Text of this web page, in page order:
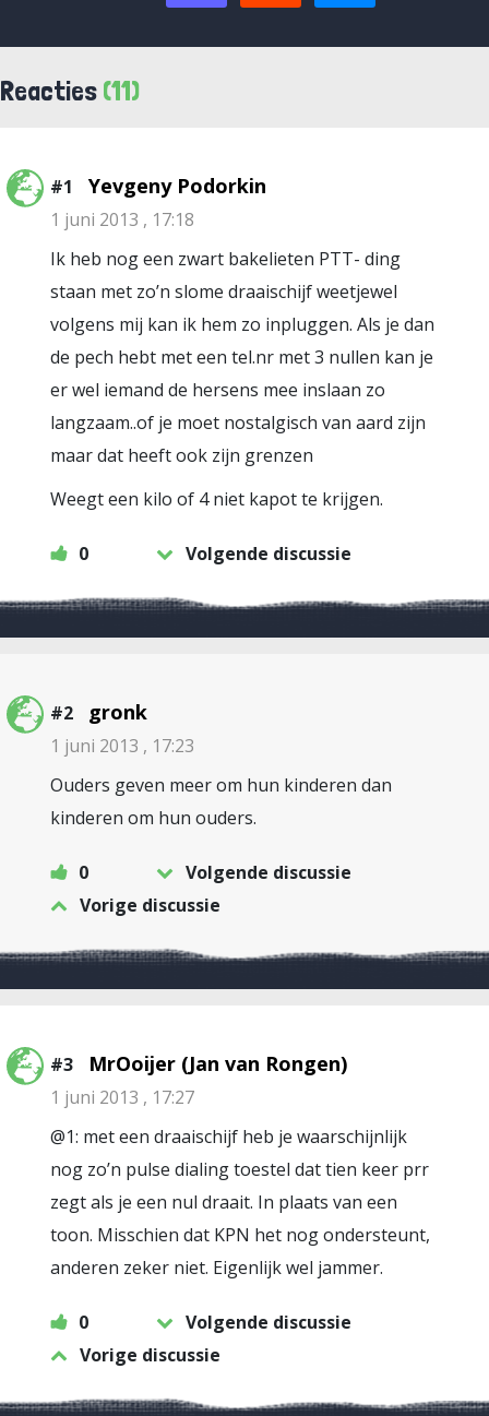
Reacties (11)
#1 Yevgeny Podorkin
1 juni 2013 , 17:18
Ik heb nog een zwart bakelieten PTT- ding
staan met zo’n slome draaischijf weetjewel
volgens mij kan ik hem zo inpluggen. Als je dan
de pech hebt met een tel.nr met 3 nullen kan je
er wel iemand de hersens mee inslaan zo
langzaam..of je moet nostalgisch van aard zijn
maar dat heeft ook zijn grenzen
Weegt een kilo of 4 niet kapot te krijgen.
0 Volgende discussie
#2 gronk
1 juni 2013 , 17:23
Ouders geven meer om hun kinderen dan
kinderen om hun ouders.
0
Volgende discussie
Vorige discussie
#3 MrOoijer (Jan van Rongen)
1 juni 2013 , 17:27
@1: met een draaischijf heb je waarschijnlijk
nog zo’n pulse dialing toestel dat tien keer prr
zegt als je een nul draait. In plaats van een
toon. Misschien dat KPN het nog ondersteunt,
anderen zeker niet. Eigenlijk wel jammer.
0
Volgende discussie
Vorige discussie